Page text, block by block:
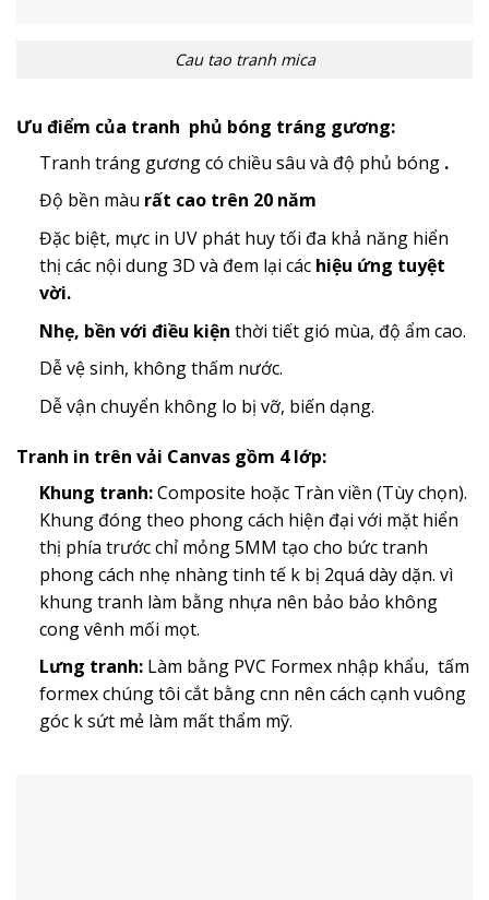
Cau tao tranh mica
Ưu điểm của tranh phủ bóng tráng gương:
Tranh tráng gương có chiều sâu và độ phủ bóng .
Độ bền màu rất cao trên 20 năm
Đặc biệt, mực in UV phát huy tối đa khả năng hiển
thị các nội dung 3D và đem lại các hiệu ứng tuyệt
vời.
Nhẹ, bền với điều kiện thời tiết gió mùa, độ ẩm cao.
Dễ vệ sinh, không thấm nước.
Dễ vận chuyển không lo bị vỡ, biến dạng.
Tranh in trên vải Canvas gồm 4 lớp:
Khung tranh:Composite hoặc Tràn viền (Tùy chọn).
Khung đóng theo phong cách hiện đại với mặt hiển
thị phía trước chỉ mỏng 5MM tạo cho bức tranh
phong cách nhẹ nhàng tinh tế k bị 2quá dày dặn. vì
khung tranh làm bằng nhựa nên bảo bảo không
cong vênh mối mọt.
Lưng tranh:Làm bằng PVC Formex nhập khẩu, tấm
formex chúng tôi cắt bằng cnn nên cách cạnh vuông
góc k sứt mẻ làm mất thẩm mỹ.